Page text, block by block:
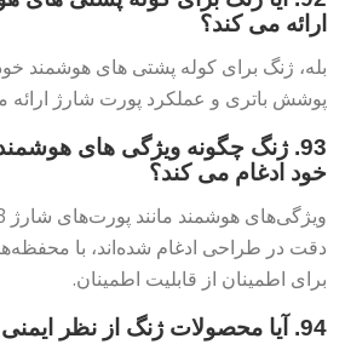
ارائه می کند؟
بله، ژنگ برای کوله پشتی های هوشمند
پوشش باتری و عملکرد پورت شارژ ارائه
93. ژنگ چگونه ویژگی های
خود ادغام می کند؟
دقت در طراحی ادغام شده‌اند، با
برای اطمینان از قابلیت اطمینان.
94. آیا محصولات ژنگ از نظر ایمنی تست می شوند؟